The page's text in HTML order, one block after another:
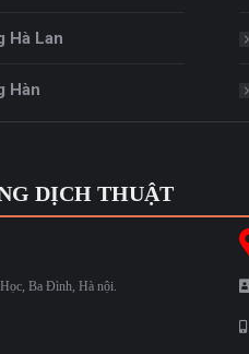
Hà Lan
Hàn
DỊCH THUẬT
Ba Đình, Hà nội.